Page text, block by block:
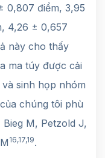
0,807 điểm, 3,95
4,26 ± 0,657
này cho thấy
ma túy được cải
sinh họp nhóm
chúng tôi phù
M, Petzold J,
16,17,19.